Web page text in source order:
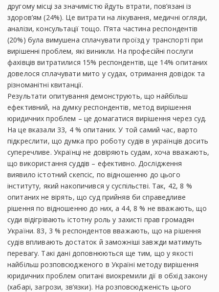
другому місці за значимістю йдуть втрати, пов’язані із
здоров’ям (24%). Це витрати на лікування, медичні огляди,
аналізи, консультації тощо. П’ята частина респондентів
(20%) була вимушена сплачувати проїзд у транспорті при
вирішенні проблем, які виникли. На професійні послуги
фахівців витратилися 15% респондентів, ще 14% опитаних
довелося сплачувати мито у судах, отримання довідок та
різноманітні квитанції.
Результати опитування демонструють, що найбільш
ефективний, на думку респондентів, метод вирішення
юридичних проблем – це домагатися вирішення через суд.
На це вказали 33, 4 % опитаних. У той самий час, варто
підкреслити, що думка про роботу судів в українців досить
суперечливе. Українці не довіряють судам, хоча вважають,
що використання суддів – ефективно. Дослідження
виявило істотний скепсіс, по відношенню до цього
інституту, який накопичився у суспільстві. Так, 42, 8 %
опитаних не вірять, що суд прийняв би справедливе
рішення по відношенню до них, а 44, 8 % не вважають, що
суди відігрівають істотну роль у захисті прав громадян
України. 83, 3 % респондентов вважають, що на рішення
судів впливають достаток й заможніші завжди матимуть
перевагу. Такі дані доповнюються ще тим, що у якості
найбільш розповсюдженого в Україні методу вирішення
юридичних проблем опитані виокремили дії в обхід закону
(хабарі, загрози, зв’язки). На розповсюдженість цього